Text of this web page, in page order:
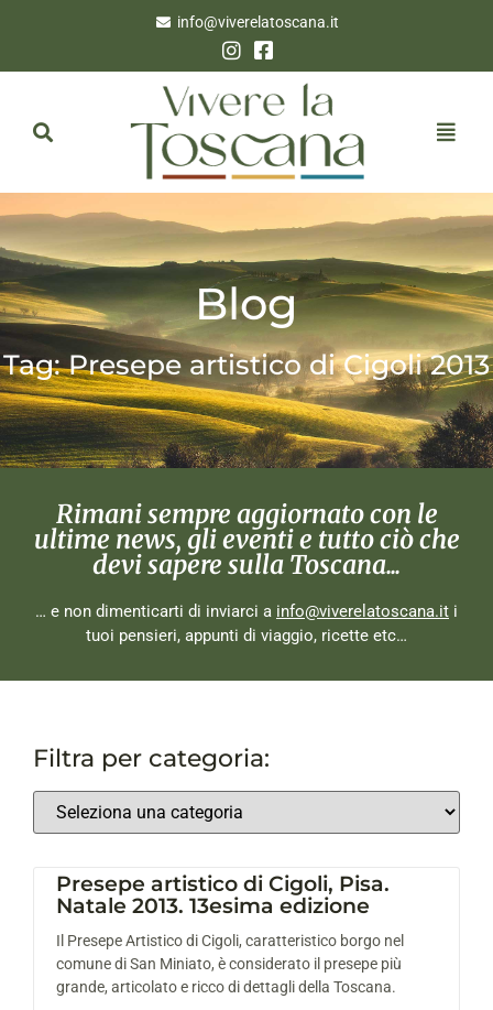
info@viverelatoscana.it
Blog
Tag: Presepe artistico di Cigoli 2013
Rimani sempre aggiornato con le
ultime news, gli eventi e tutto ciò che
devi sapere sulla Toscana...
… e non dimenticarti di inviarci a info@viverelatoscana.it i
tuoi pensieri, appunti di viaggio, ricette etc…
Filtra per categoria:
Presepe artistico di Cigoli, Pisa.
Natale 2013. 13esima edizione
Il Presepe Artistico di Cigoli, caratteristico borgo nel
comune di San Miniato, è considerato il presepe più
grande, articolato e ricco di dettagli della Toscana.